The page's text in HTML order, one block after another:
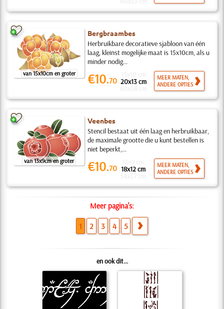
van 15x10cm en groter
Bergbraambes
Herbruikbare decoratieve sjabloon van één
laag, kleinst mogelijke maat is 15x10cm, als u
minder nodig...
€10.70 20x13 cm
MEER MATEN,
ANDERE OPTIES
van 13x9cm en groter
Veenbes
Stencil bestaat uit één laag en herbruikbaar,
de maximale grootte die u kunt bestellen is
niet beperkt,...
€10.70 18x12 cm
MEER MATEN,
ANDERE OPTIES
Meer pagina's:
1 2 3 4 5
en ook dit...